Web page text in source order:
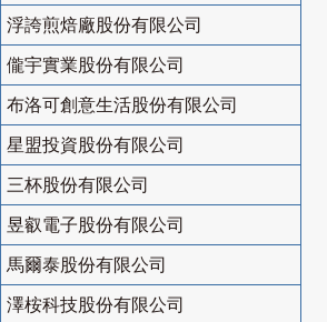
浮誇煎焙廠股份有限公司
儱宇實業股份有限公司
布洛可創意生活股份有限公司
星盟投資股份有限公司
三杯股份有限公司
昱叡電子股份有限公司
馬爾泰股份有限公司
澤桉科技股份有限公司